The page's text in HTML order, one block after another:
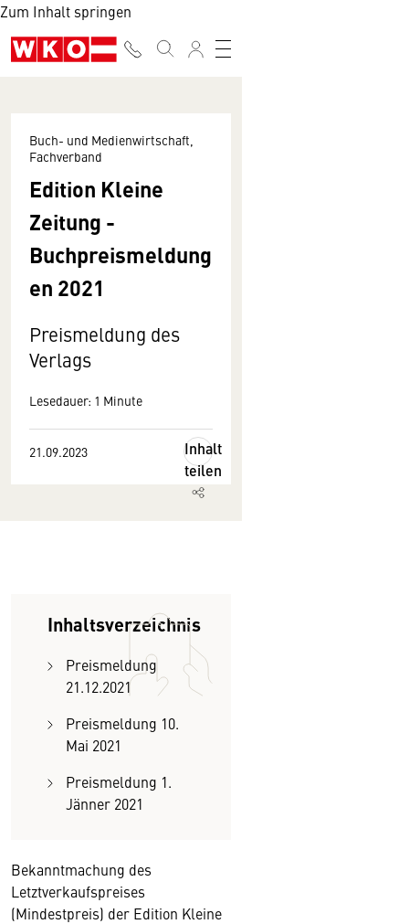
Zum Inhalt springen
Buch- und Medienwirtschaft,
Fachverband
Edition Kleine
Zeitung -
Buchpreismeldung
en 2021
Preismeldung des
Verlags
Lesedauer: 1 Minute
21.09.2023
Inhalt
teilen
Inhaltsverzeichnis
Preismeldung
21.12.2021
Preismeldung 10.
Mai 2021
Preismeldung 1.
Jänner 2021
Bekanntmachung des
Letztverkaufspreises
(Mindestpreis) der Edition Kleine